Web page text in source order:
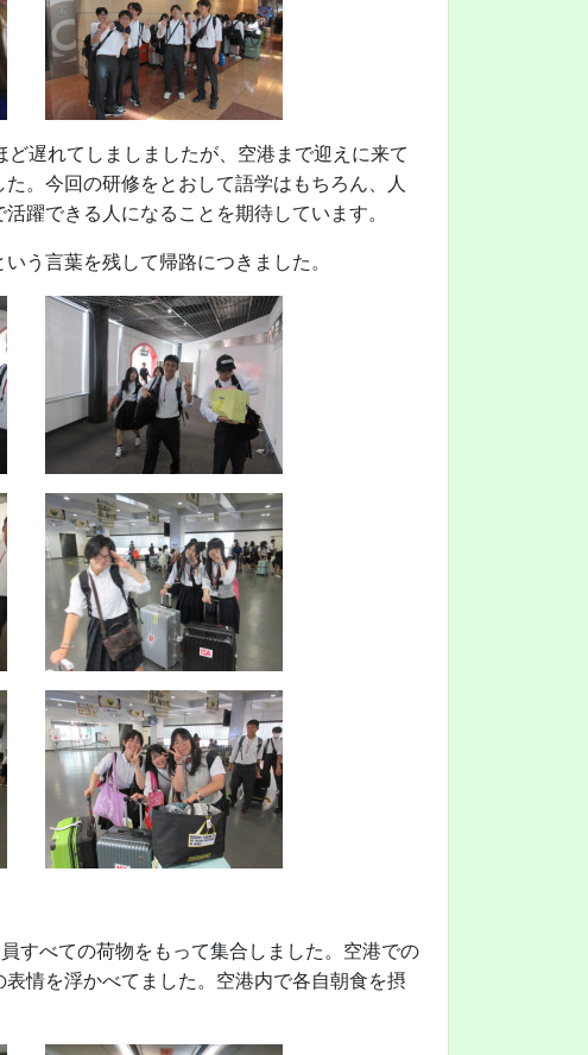
遅れてしましましたが、空港まで迎えに来て
。今回の研修をとおして語学はもちろん、人
躍できる人になることを期待しています。
う言葉を残して帰路につきました。
すべての荷物をもって集合しました。空港での
情を浮かべてました。空港内で各自朝食を摂